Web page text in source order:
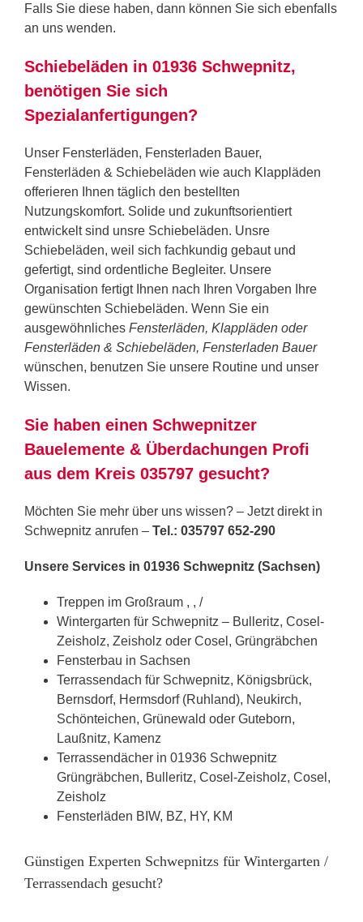
Falls Sie diese haben, dann können Sie sich ebenfalls
an uns wenden.
Schiebeläden in 01936 Schwepnitz,
benötigen Sie sich
Spezialanfertigungen?
Unser Fensterläden, Fensterladen Bauer,
Fensterläden & Schiebeläden wie auch Klappläden
offerieren Ihnen täglich den bestellten
Nutzungskomfort. Solide und zukunftsorientiert
entwickelt sind unsre Schiebeläden. Unsre
Schiebeläden, weil sich fachkundig gebaut und
gefertigt, sind ordentliche Begleiter. Unsere
Organisation fertigt Ihnen nach Ihren Vorgaben Ihre
gewünschten Schiebeläden. Wenn Sie ein
ausgewöhnliches Fensterläden, Klappläden oder
Fensterläden & Schiebeläden, Fensterladen Bauer
wünschen, benutzen Sie unsere Routine und unser
Wissen.
Sie haben einen Schwepnitzer
Bauelemente & Überdachungen Profi
aus dem Kreis 035797 gesucht?
Möchten Sie mehr über uns wissen? – Jetzt direkt in
Schwepnitz anrufen – Tel.: 035797 652-290
Unsere Services in 01936 Schwepnitz (Sachsen)
Treppen im Großraum , , /
Wintergarten für Schwepnitz – Bulleritz, Cosel-
Zeisholz, Zeisholz oder Cosel, Grüngräbchen
Fensterbau in Sachsen
Terrassendach für Schwepnitz, Königsbrück,
Bernsdorf, Hermsdorf (Ruhland), Neukirch,
Schönteichen, Grünewald oder Guteborn,
Laußnitz, Kamenz
Terrassendächer in 01936 Schwepnitz
Grüngräbchen, Bulleritz, Cosel-Zeisholz, Cosel,
Zeisholz
Fensterläden BIW, BZ, HY, KM
Günstigen Experten Schwepnitzs für Wintergarten /
Terrassendach gesucht?